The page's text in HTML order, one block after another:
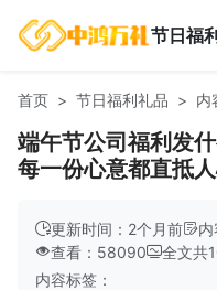
节日福
首页 节日福利礼品 内
端午节公司福利发
每一份心意都直抵
更新时间：2个月前
查看：58090
全文共
内容标签：